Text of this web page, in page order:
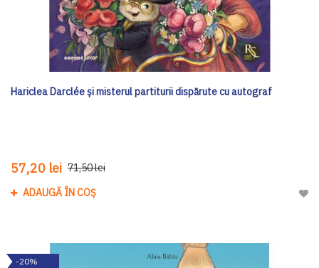
Hariclea Darclée și misterul partiturii dispărute cu autograf
57,20 lei 71,50 lei
ADAUGĂ ÎN COȘ
-20%